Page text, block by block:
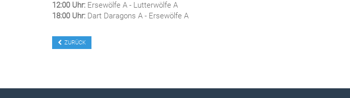
12:00 Uhr: Ersewölfe A - Lutterwölfe A
18:00 Uhr: Dart Daragons A - Ersewölfe A
ZURÜCK